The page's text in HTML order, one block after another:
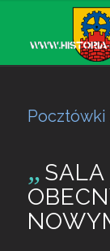
Pocztówki
„ SALA